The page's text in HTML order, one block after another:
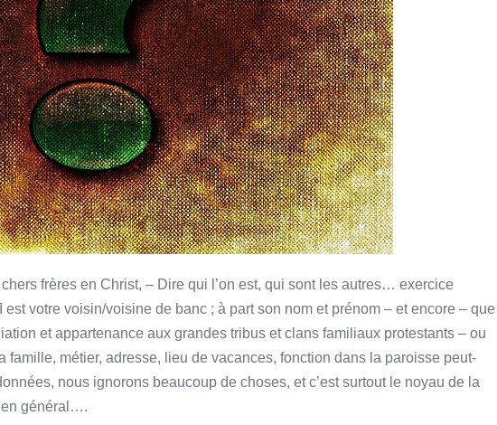
frères en Christ, – Dire qui l’on est, qui sont les autres… exercice
votre voisin/voisine de banc ; à part son nom et prénom – et encore – que
et appartenance aux grandes tribus et clans familiaux protestants – ou
famille, métier, adresse, lieu de vacances, fonction dans la paroisse peut-
nous ignorons beaucoup de choses, et c’est surtout le noyau de la
en général….